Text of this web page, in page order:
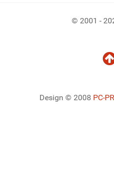
© 2001 -
Design © 2008 PC-